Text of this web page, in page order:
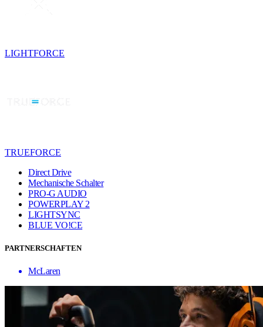
LIGHTFORCE
TRUEFORCE
Direct Drive
Mechanische Schalter
PRO-G AUDIO
POWERPLAY 2
LIGHTSYNC
BLUE VO!CE
PARTNERSCHAFTEN
McLaren